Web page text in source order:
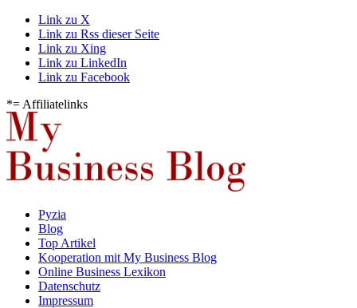
Link zu X
Link zu Rss dieser Seite
Link zu Xing
Link zu LinkedIn
Link zu Facebook
*= Affiliatelinks
Pyzia
Blog
Top Artikel
Kooperation mit My Business Blog
Online Business Lexikon
Datenschutz
Impressum